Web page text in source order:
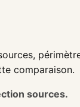
comparaison.
sources.